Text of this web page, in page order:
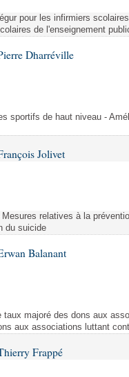
pour les infirmiers
de l'enseignement
Dharréville
sportifs de haut niveau -
Jolivet
relatives à la
du suicide
Balanant
majoré des dons aux
aux associations luttant
Frappé